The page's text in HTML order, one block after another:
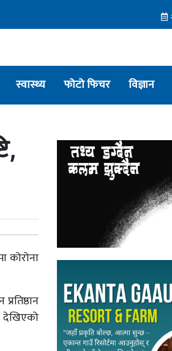
स्वास्थ्य फोटो फिचर विज्ञान
कोरोना
देखिएको